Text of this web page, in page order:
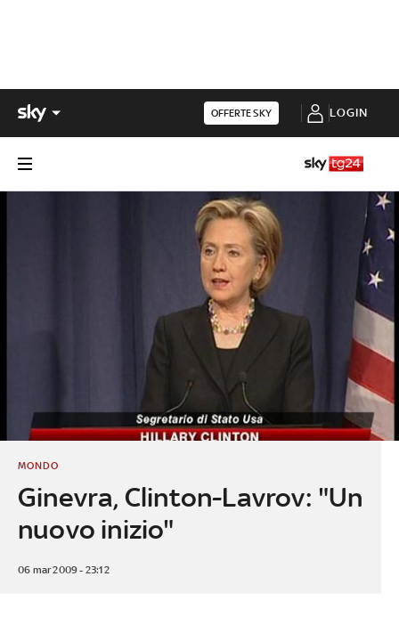
OFFERTE SKY LOGIN
Ginevra, Clinton-Lavrov: "Un
nuovo inizio"
MONDO
06 mar 2009 - 23:12